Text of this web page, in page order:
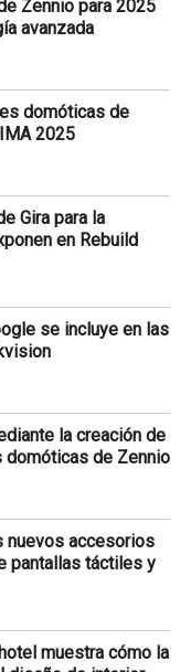
Zennio para 2025
avanzada
domóticas de
2025
Gira para la
en Rebuild
se incluye en las
la creación de
de Zennio
nuevos accesorios
pantallas táctiles y
muestra cómo la